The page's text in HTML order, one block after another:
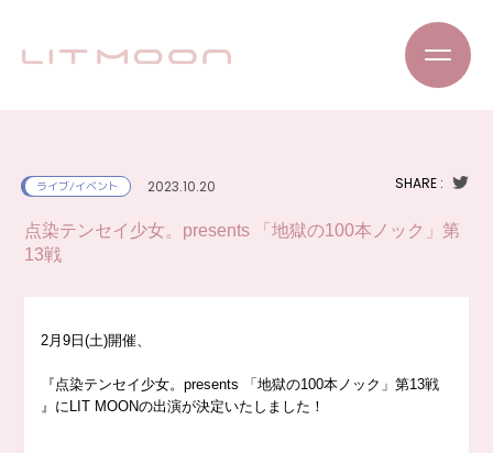
ライブ/イベント 2023.10.20 SHARE :
点染テンセイ少女。presents 「地獄の100本ノック」第
13戦
2月9日(土)開催、
『点染テンセイ少女。presents 「地獄の100本ノック」第13戦
』にLIT MOONの出演が決定いたしました！